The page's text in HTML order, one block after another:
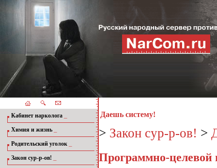
Кабинет нарколога
Химия и жизнь
Родительский уголок
Закон сур-р-ов!
Даешь систему!
> Закон сур-р-ов! >
Программно-целевой